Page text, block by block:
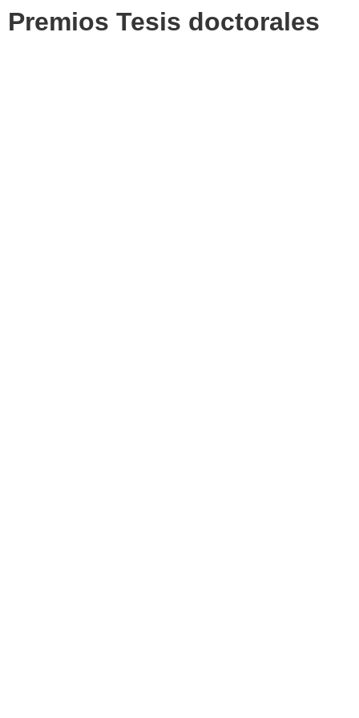
Premios Tesis doctorales